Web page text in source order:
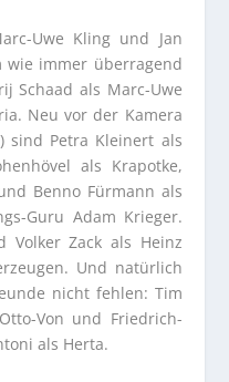
Uwe Kling und Jan
wie immer überragend
Schaad als Marc-Uwe
Neu vor der Kamera
sind Petra Kleinert als
als Krapotke,
Benno Fürmann als
Guru Adam Krieger.
Volker Zack als Heinz
Und natürlich
nicht fehlen: Tim
Von und Friedrich-
als Herta.